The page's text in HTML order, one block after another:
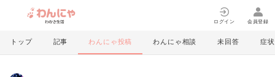
ログイン 会員登録
トップ 記事 わんにゃ投稿 わんにゃ相談 未回答 症状